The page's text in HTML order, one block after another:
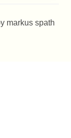
markus spath